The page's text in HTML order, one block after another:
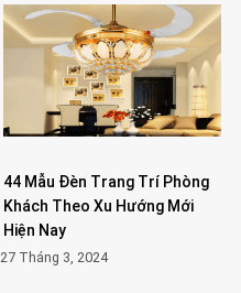
44 Mẫu Đèn Trang Trí Phòng
Khách Theo Xu Hướng Mới
Hiện Nay
27 Tháng 3, 2024